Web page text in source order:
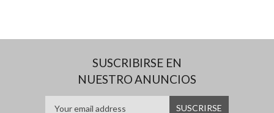
SUSCRIBIRSE EN
NUESTRO ANUNCIOS